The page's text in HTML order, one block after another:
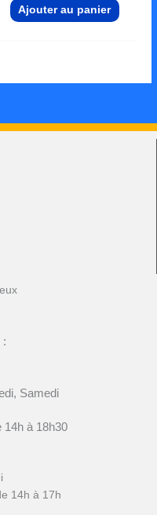
Ajouter au panier
:
Samedi
14h à 18h30
14h à 17h